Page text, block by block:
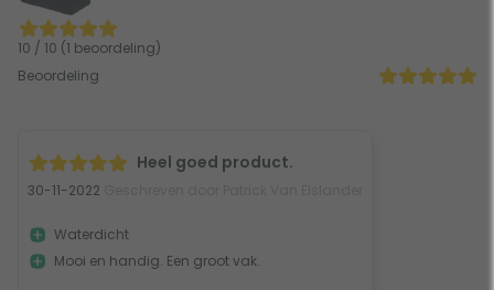
10 / 10 (1 beoordeling)
Beoordeling
Heel goed product.
30-11-2022
Waterdicht
Mooi en handig. Een groot vak.